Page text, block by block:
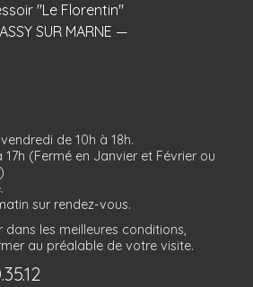
"Le Florentin"
SUR MARNE —
de 10h à 18h.
17h (Fermé en Janvier et Février ou
sur rendez-vous.
dans les meilleures conditions,
au préalable de votre visite.